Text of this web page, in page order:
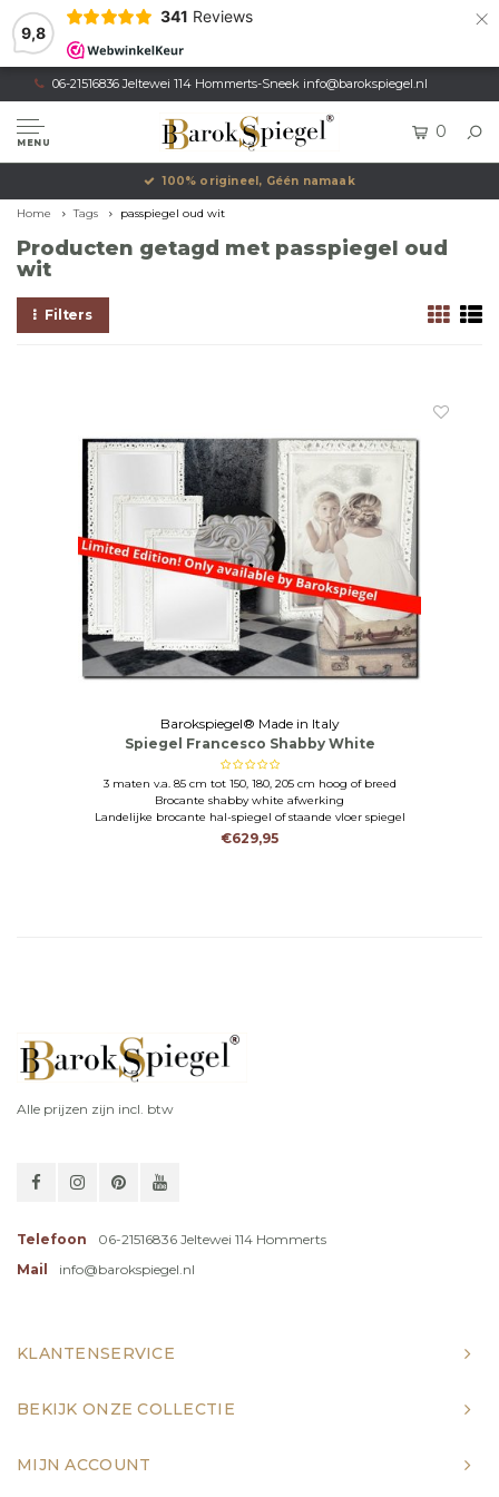
9,8
341 Reviews ×
06-21516836 Jeltewei 114 Hommerts-Sneek info@barokspiegel.nl
MENU
0
100% origineel, Géén namaak
Home Tags passpiegel oud wit
Producten getagd met passpiegel oud
wit
Filters
Barokspiegel® Made in Italy
Spiegel Francesco Shabby White
3 maten v.a. 85 cm tot 150, 180, 205 cm hoog of breed
Brocante shabby white afwerking
Landelijke brocante hal-spiegel of staande vloer spiegel
€629,95
Alle prijzen zijn incl. btw
Telefoon
06-21516836 Jeltewei 114 Hommerts
Mail
info@barokspiegel.nl
KLANTENSERVICE
BEKIJK ONZE COLLECTIE
MIJN ACCOUNT